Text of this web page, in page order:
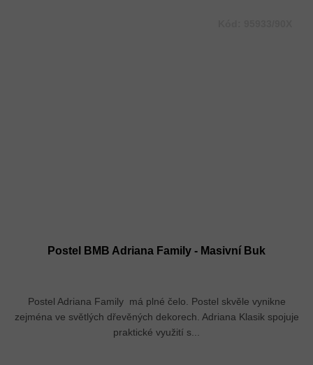
Postel BMB Adriana Family - Masivní Buk
Postel Adriana Family má plné čelo. Postel skvěle vynikne
zejména ve světlých dřevěných dekorech. Adriana Klasik spojuje
praktické využití s...